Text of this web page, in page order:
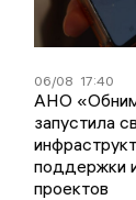
06/08 17:40
АНО
запустила
поддержки
проектов